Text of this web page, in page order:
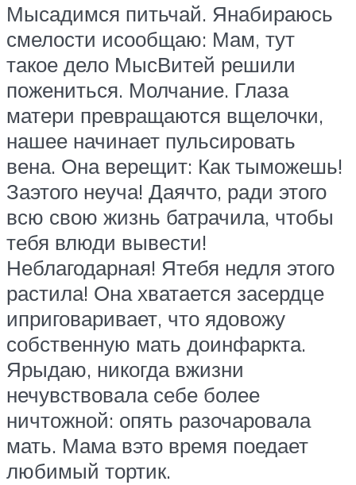
Мысадимся питьчай. Янабираюсь
смелости исообщаю: Мам, тут
такое дело МысВитей решили
пожениться. Молчание. Глаза
матери превращаются вщелочки,
нашее начинает пульсировать
вена. Она верещит: Как тыможешь!
Заэтого неуча! Даячто, ради этого
всю свою жизнь батрачила, чтобы
тебя влюди вывести!
Неблагодарная! Ятебя недля этого
растила! Она хватается засердце
иприговаривает, что ядовожу
собственную мать доинфаркта.
Ярыдаю, никогда вжизни
нечувствовала себе более
ничтожной: опять разочаровала
мать. Мама вэто время поедает
любимый тортик.